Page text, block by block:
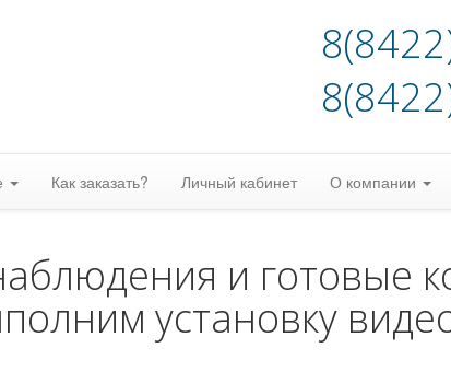
Как заказать? Личный кабинет О компании
и готовые
установку